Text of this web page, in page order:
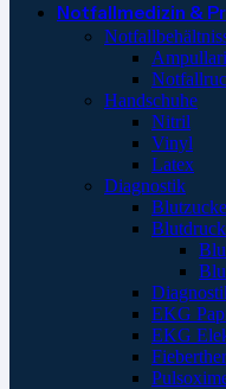
Notfallmedizin &
Handschuhe
Nitril
Vinyl
Latex
Diagnostik
EKG
EKG